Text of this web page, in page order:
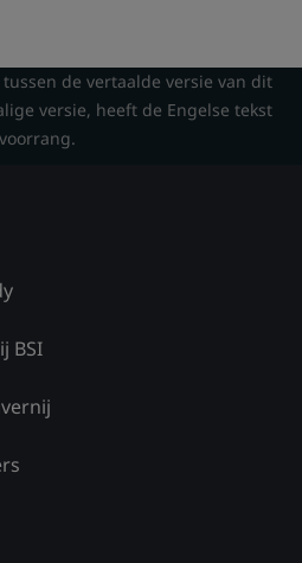
de vertaalde versie van dit
versie, heeft de Engelse tekst
voorrang.
BSI